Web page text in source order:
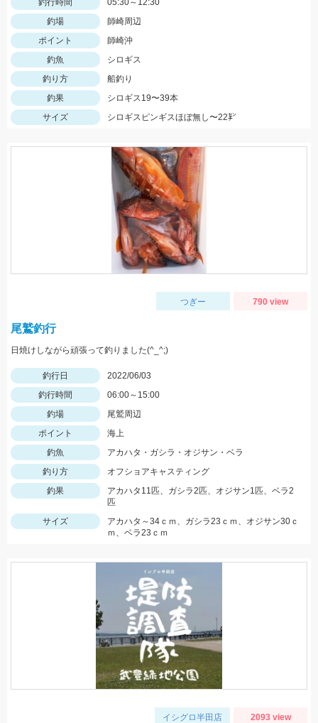
釣行時間
05:30～12:30
釣場
師崎周辺
ポイント
師崎沖
釣魚
シロギス
釣り方
船釣り
釣果
シロギス19〜39本
サイズ
シロギスピンギスほぼ無し〜22㌢
つぎー 790 view
尾鷲釣行
日焼けしながら頑張って釣りました(^_^;)
釣行日
2022/06/03
釣行時間
06:00～15:00
釣場
尾鷲周辺
ポイント
海上
釣魚
アカハタ・ガシラ・オジサン・ベラ
釣り方
オフショアキャスティング
釣果
アカハタ11匹、ガシラ2匹、オジサン1匹、ベラ2
匹
サイズ
アカハタ～34ｃｍ、ガシラ23ｃｍ、オジサン30ｃ
ｍ、ベラ23ｃｍ
イシグロ半田店 2093 view